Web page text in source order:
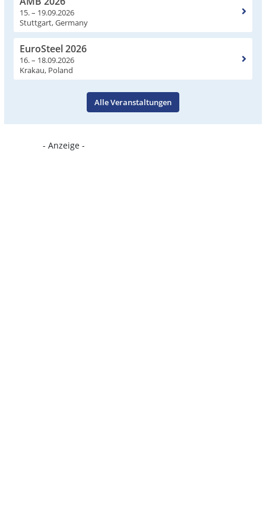
15. – 19.09.2026
Stuttgart, Germany
EuroSteel 2026
16. – 18.09.2026
Krakau, Poland
Alle Veranstaltungen
- Anzeige -